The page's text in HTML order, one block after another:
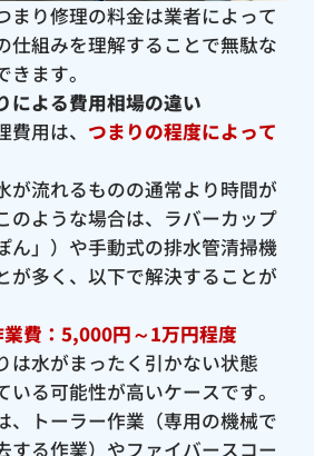
まり修理の料金は業者によって
仕組みを理解することで無駄な
ます。
による費用相場の違い
用は、 つまりの程度によって
が流れるものの通常より時間が
のような場合は、ラバーカップ
ん」）や手動式の排水管清掃機
が多く、以下で解決することが
費：5,000円～1万円程度
は水がまったく引かない状態
る可能性が高いケースです。
、トーラー作業（専用の機械で
する作業）やファイバースコー